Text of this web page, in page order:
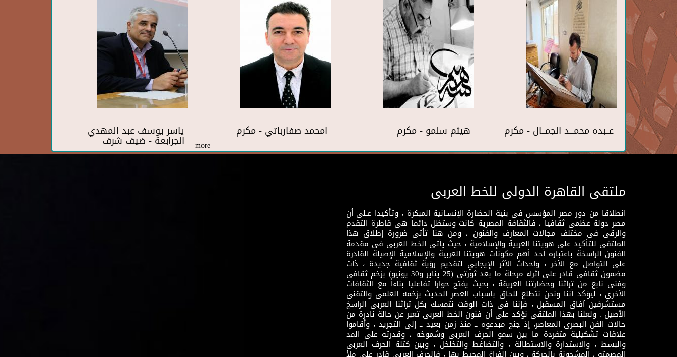
ياسر يوسف عبد المهدي
الجرابعة - ضيف شرف
امحمد صفارباتي - مكرم هيثم سلمو - مكرم عــبده محمـــد الجمــال - مكرم
more
ملتقى القاهرة الدولى للخط العربى
انطلاقا من دور مصر المؤسس فى بنية الحضارة الإنسـانية المبكرة ، وتأكيدا عـلى أن
مصر دولة عظمى ثقافيا ، فالثقافة المصرية كانت وستظل دائما هى قاطرة التقدم
والرقى فى مختلف مجالات المعارف والفنون ، ومن هنا تأتى ضرورة إطلاق هذا
الملتقى للتأكيد على هويتنا العربية والإسلامية ، حيث يأتى الخط العربى فى مقدمة
الفنون الراسخة باعتباره أحد أهم مكونات هويتنا العربية والإسلامية الإصيلة القادرة
على التواصل مع الآخر ، وإحداث الأثر الإيجابي لتقديم رؤية ثقافية جديدة ، ذات
مضمون ثقافى قادر على إثراء مرحلة ما بعد ثورتى (25 يناير و30 يونيو) بزخم ثقافى
وفنى نابع من تراثنا وحضارتنا العريقة ، بحيث يفتح حوارا تفاعليا بناءاً مع الثقافات
الأخرى ، ليؤكد أننا ونحن نتطلع للحاق باسباب العصر الحديث بزخمه العلمى والتقنى
مستشرفين آفاق المسقبل ، فإننا فى ذات الوقت نتمسك بكل تراثنا العربى الراسخ
الأصيل . ولعلنا بهذا الملتقى نؤكد على أن فنون الخط العربى تعبر عن حالة نادرة من
حالات الفن البصرى المعاصر، إذ جنح مبدعوه ــ منذ زمن بعيد ــ إلى التجريد ، وأقاموا
علاقات تشكيلية متفردة ما بين سمو الحرف العربى وشموخه ، وقدرته على المد
والبسط ، والاستدارة والاستطالة ، والتضاغط والتخلخل ، وبين كتلة الحرف العربى